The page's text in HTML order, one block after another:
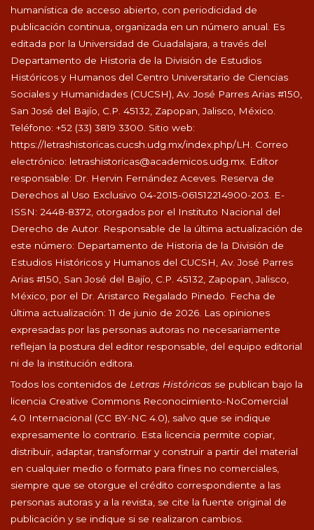
humanística de acceso abierto, con periodicidad de
publicación continua, organizada en un número anual. Es
editada por la Universidad de Guadalajara, a través del
Departamento de Historia de la División de Estudios
Históricos y Humanos del Centro Universitario de Ciencias
Sociales y Humanidades (CUCSH), Av. José Parres Arias #150,
San José del Bajío, C.P. 45132, Zapopan, Jalisco, México.
Teléfono: +52 (33) 3819 3300. Sitio web:
https://letrashistoricas.cucsh.udg.mx/index.php/LH
. Correo
electrónico: letrashistoricas@academicos.udg.mx . Editor
responsable: Dr. Hervin Fernández Aceves. Reserva de
Derechos al Uso Exclusivo 04-2015-061512214900-203. E-
ISSN: 2448-8372, otorgados por el Instituto Nacional del
Derecho de Autor. Responsable de la última actualización de
este número: Departamento de Historia de la División de
Estudios Históricos y Humanos del CUCSH, Av. José Parres
Arias #150, San José del Bajío, C.P. 45132, Zapopan, Jalisco,
México, por el Dr. Aristarco Regalado Pinedo. Fecha de
última actualización: 11 de junio de 2026. Las opiniones
expresadas por las personas autoras no necesariamente
reflejan la postura del editor responsable, del equipo editorial
ni de la institución editora.
Todos los contenidos de Letras Históricas se publican bajo la
licencia Creative Commons Reconocimiento-NoComercial
4.0 Internacional (CC BY-NC 4.0), salvo que se indique
expresamente lo contrario. Esta licencia permite copiar,
distribuir, adaptar, transformar y construir a partir del material
en cualquier medio o formato para fines no comerciales,
siempre que se otorgue el crédito correspondiente a las
personas autoras y a la revista, se cite la fuente original de
publicación y se indique si se realizaron cambios.